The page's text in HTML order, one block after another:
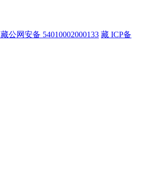
藏公网安备 54010002000133 藏 ICP备